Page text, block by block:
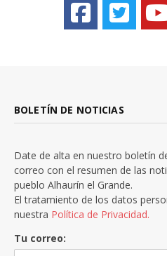
BOLETÍN DE NOTICIAS
Date de alta en nuestro boletín
correo con el resumen de las
pueblo Alhaurín el Grande.
El tratamiento de los datos
nuestra Política de Privacidad.
Tu correo: